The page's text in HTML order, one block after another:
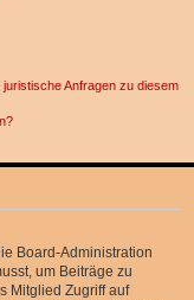
Anfragen zu diesem
Board-Administration
um Beiträge zu
Mitglied Zugriff auf